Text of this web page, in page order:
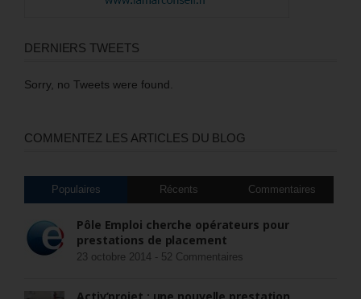
DERNIERS TWEETS
Sorry, no Tweets were found.
COMMENTEZ LES ARTICLES DU BLOG
Populaires Récents Commentaires
Pôle Emploi cherche opérateurs pour
prestations de placement
23 octobre 2014 - 52 Commentaires